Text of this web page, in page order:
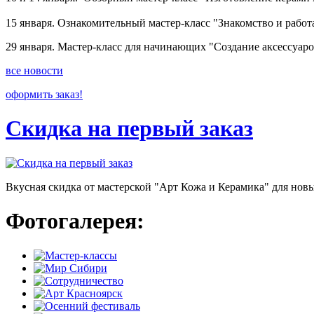
15 января. Ознакомительный мастер-класс "Знакомство и
29 января. Мастер-класс для начинающих "Создание
все новости
оформить заказ!
Скидка на первый заказ
Вкусная скидка от мастерской "Арт Кожа и Керамика" для
Фотогалерея: